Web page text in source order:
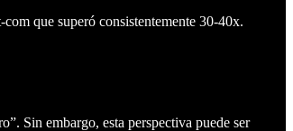
que superó consistentemente 30-40x.
Sin embargo, esta perspectiva puede ser